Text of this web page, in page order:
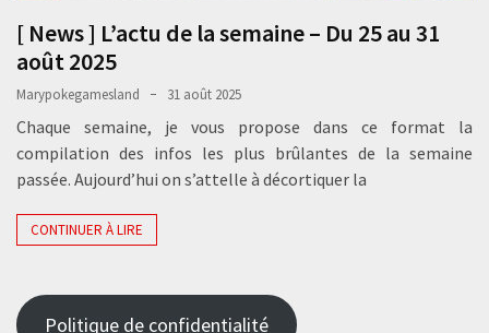
[ News ] L’actu de la semaine – Du 25 au 31
août 2025
Marypokegamesland 31 août 2025
Chaque semaine, je vous propose dans ce format la
compilation des infos les plus brûlantes de la semaine
passée. Aujourd’hui on s’attelle à décortiquer la
CONTINUER À LIRE
Politique de confidentialité